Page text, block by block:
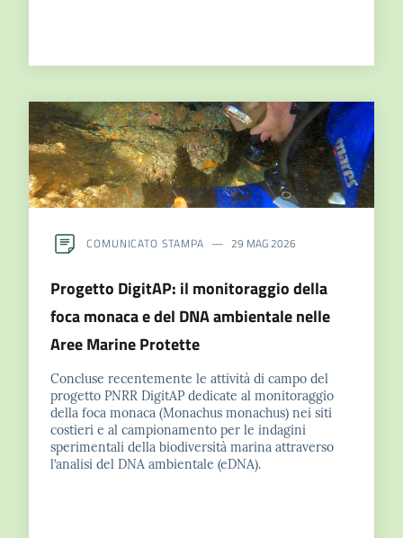
COMUNICATO STAMPA 29 MAG 2026
Progetto DigitAP: il monitoraggio della
foca monaca e del DNA ambientale nelle
Aree Marine Protette
Concluse recentemente le attività di campo del
progetto PNRR DigitAP dedicate al monitoraggio
della foca monaca (Monachus monachus) nei siti
costieri e al campionamento per le indagini
sperimentali della biodiversità marina attraverso
l’analisi del DNA ambientale (eDNA).